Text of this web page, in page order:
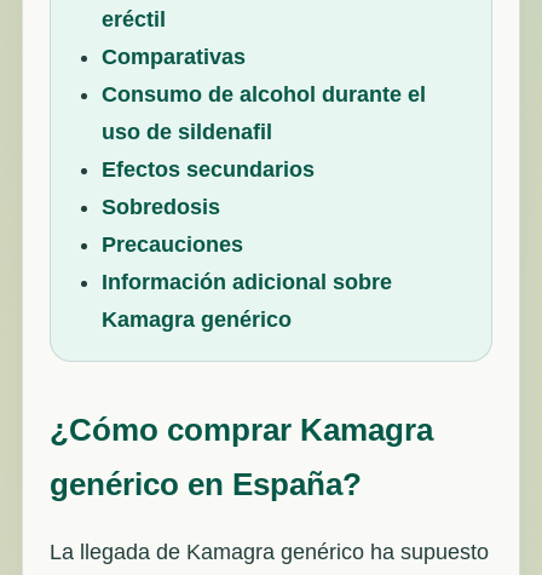
eréctil
Comparativas
Consumo de alcohol durante el
uso de sildenafil
Efectos secundarios
Sobredosis
Precauciones
Información adicional sobre
Kamagra genérico
¿Cómo comprar Kamagra
genérico en España?
La llegada de Kamagra genérico ha supuesto